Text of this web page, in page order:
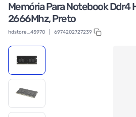
Memória Para Notebook Ddr4
2666Mhz, Preto
hdstore_45970 6974202727239